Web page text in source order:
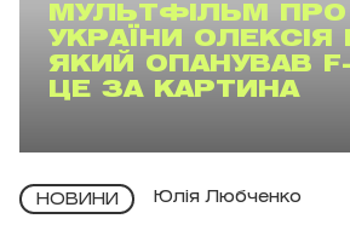
МУЛЬТФІЛЬМ ПРО
УКРАЇНИ ОЛЕКСІЯ
ЯКИЙ ОПАНУВАВ
ЦЕ ЗА КАРТИНА
НОВИНИ Юлія Любченко